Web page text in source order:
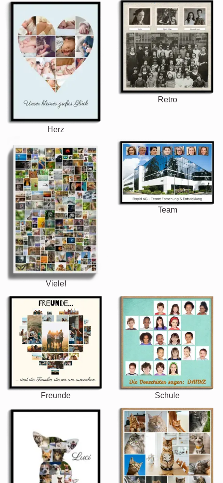
Herz
Retro
Viele!
Team
Freunde Schule